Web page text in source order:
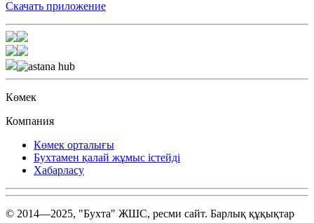
Скачать приложение
Көмек
Компания
Көмек орталығы
Бухтамен қалай жұмыс істейді
Хабарласу
© 2014—2025, "Бухта" ЖШС, ресми сайт. Барлық құқықтар